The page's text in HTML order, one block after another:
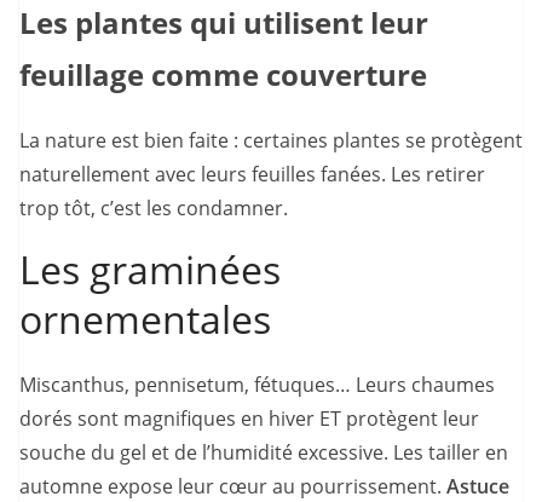
Les plantes qui utilisent leur
feuillage comme couverture
La nature est bien faite : certaines plantes se protègent
naturellement avec leurs feuilles fanées. Les retirer
trop tôt, c’est les condamner.
Les graminées
ornementales
Miscanthus, pennisetum, fétuques… Leurs chaumes
dorés sont magnifiques en hiver ET protègent leur
souche du gel et de l’humidité excessive. Les tailler en
automne expose leur cœur au pourrissement. Astuce